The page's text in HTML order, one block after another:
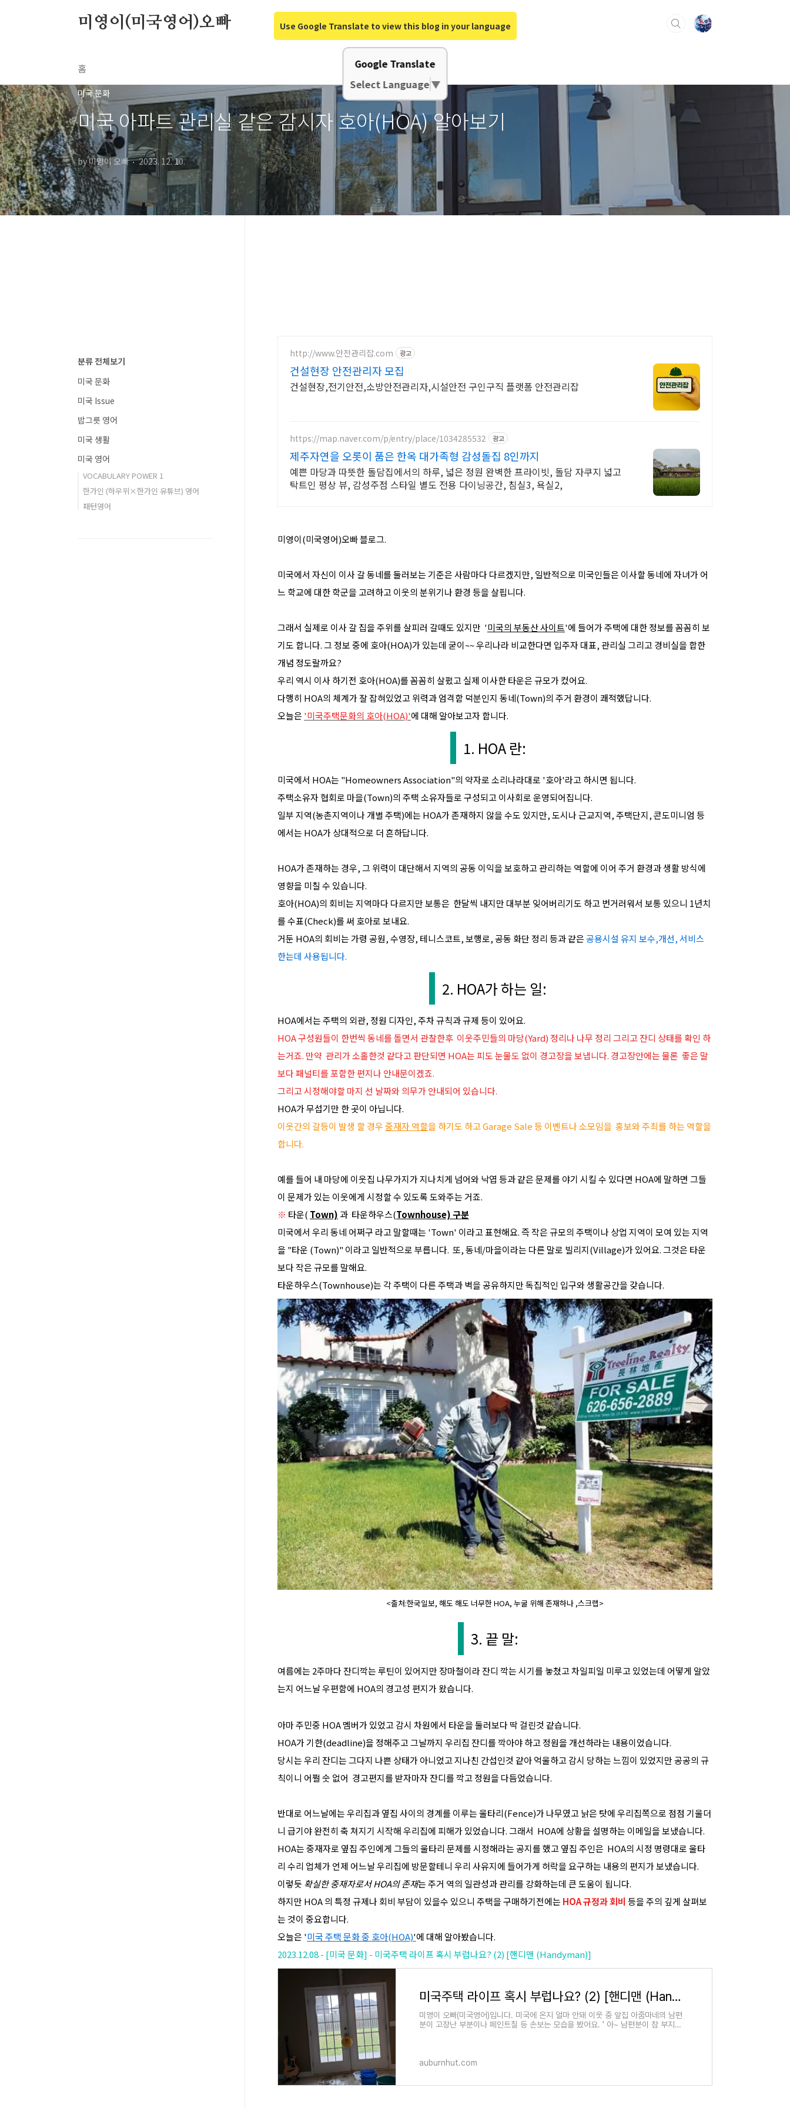
Use Google Translate to view this blog in your language
Google Translate
Select Language▼
미영이(미국영어)오빠
홈
미국 문화
미국 아파트 관리실 같은 감시자 호아(HOA) 알아보기
by 미영이 오빠 2023. 12. 10.
http://www.안전관리잡.com 광고
건설현장 안전관리자 모집
건설현장,전기안전,소방안전관리자,시설안전 구인구직 플랫폼 안전관리잡
https://map.naver.com/p/entry/place/1034285532 광고
제주자연을 오롯이 품은 한옥 대가족형 감성돌집 8인까지
예쁜 마당과 따뜻한 돌담집에서의 하루, 넓은 정원 완벽한 프라이빗, 돌담 자쿠지 넓고
탁트인 평상 뷰, 감성주점 스타일 별도 전용 다이닝공간, 침실3, 욕실2,
미영이(미국영어)오빠 블로그.
미국에서 자신이 이사 갈 동네를 둘러보는 기준은 사람마다 다르겠지만, 일반적으로 미국인들은 이사할 동네에 자녀가 어
느 학교에 대한 학군을 고려하고 이웃의 분위기나 환경 등을 살핍니다.
그래서 실제로 이사 갈 집을 주위를 살피러 갈때도 있지만 '미국의 부동산 사이트'에 들어가 주택에 대한 정보를 꼼꼼히 보
기도 합니다. 그 정보 중에 호아(HOA)가 있는데 굳이~~ 우리나라 비교한다면 입주자 대표, 관리실 그리고 경비실을 합한
개념 정도랄까요?
우리 역시 이사 하기전 호아(HOA)를 꼼꼼히 살폈고 실제 이사한 타운은 규모가 컸어요.
다행히 HOA의 체계가 잘 잡혀있었고 위력과 엄격함 덕분인지 동네(Town)의 주거 환경이 쾌적했답니다.
오늘은 '미국주택문화의 호아(HOA)'에 대해 알아보고자 합니다.
1. HOA 란:
미국에서 HOA는 "Homeowners Association"의 약자로 소리나라대로 '호아'라고 하시면 됩니다.
주택소유자 협회로 마을(Town)의 주택 소유자들로 구성되고 이사회로운영되어집니다.
일부 지역(농촌지역이나 개별 주택)에는 HOA가 존재하지 않을 수도 있지만, 도시나 근교지역, 주택단지, 콘도미니엄 등
에서는 HOA가 상대적으로 더 흔하답니다.
HOA가 존재하는 경우, 그 위력이 대단해서 지역의 공동 이익을 보호하고 관리하는 역할에 이어 주거 환경과 생활 방식에
영향을 미칠 수 있습니다.
호아(HOA)의 회비는 지역마다 다르지만 보통은 한달씩 내지만 대부분 잊어버리기도 하고 번거러워서 보통 있으니 1년치
를 수표(Check)를 써 호아로 보내요.
거둔 HOA의 회비는 가령 공원, 수영장, 테니스코트, 보행로, 공동 화단 정리 등과 같은공용시설 유지 보수,개선, 서비스
한는데 사용됩니다.
2. HOA가 하는 일:
HOA에서는 주택의 외관, 정원 디자인, 주차 규칙과 규제 등이 있어요.
HOA 구성원들이 한번씩 동네를 돌면서 관찰한후 이웃주민들의 마당(Yard) 정리나 나무 정리 그리고 잔디 상태를 확인 하
는거죠. 만약 관리가 소홀한것 같다고 판단되면 HOA는 피도 눈물도 없이 경고장을 보냅니다. 경고장안에는 물론 좋은 말
보다 패널티를 포함한 편지나 안내문이겠죠.
그리고 시정해야할 마지 선 날짜와 의무가 안내되어 있습니다.
HOA가 무섭기만 한 곳이 아닙니다.
이웃간의 갈등이 발생 할 경우중재자 역할을 하기도 하고 Garage Sale 등 이벤트나 소모임을 홍보와 주최를 하는 역할을
합니다.
예를 들어 내 마당에 이웃집 나무가지가 지나치게 넘어와 낙엽 등과 같은 문제를 야기 시킬 수 있다면 HOA에 말하면 그들
이 문제가 있는 이웃에게 시정할 수 있도록 도와주는 거죠.
※ 타운( Town) 과 타운하우스(Townhouse) 구분
미국에서 우리 동네 어쩌구 라고 말할때는 'Town' 이라고 표현해요. 즉 작은 규모의 주택이나 상업 지역이 모여 있는 지역
을 "타운 (Town)" 이라고 일반적으로 부릅니다. 또, 동네/마을이라는 다른 말로 빌리지(Village)가 있어요. 그것은 타운
보다 작은 규모를 말해요.
타운하우스(Townhouse)는 각 주택이 다른 주택과 벽을 공유하지만 독집적인 입구와 생활공간을 갖습니다.
<출처:한국일보, 해도 해도 너무한 HOA, 누굴 위해 존재하나 ,스크랩>
3. 끝 말:
여름에는 2주마다 잔디깍는 루틴이 있어지만 장마철이라 잔디 깍는 시기를 놓쳤고 차일피일 미루고 있었는데 어떻게 알았
는지 어느날 우편함에 HOA의 경고성 편지가 왔습니다.
아마 주민중 HOA 멤버가 있었고 감시 차원에서 타운을 둘러보다 딱 걸린것 같습니다.
HOA가 기한(deadline)을 정해주고 그날까지 우리집 잔디를 깍아야 하고 정원을 개선하라는 내용이었습니다.
당시는 우리 잔디는 그다지 나쁜 상태가 아니었고 지나친 간섭인것 같아 억울하고 감시 당하는 느낌이 있었지만 공공의 규
칙이니 어쩔 숫 없어 경고편지를 받자마자 잔디를 깍고 정원을 다듬었습니다.
반대로 어느날에는 우리집과 옆집 사이의 경계를 이루는 울타리(Fence)가 나무였고 낡은 탓에 우리집쪽으로 점점 기울더
니 급기야 완전히 축 쳐지기 시작해 우리집에 피해가 있었습니다. 그래서 HOA에 상황을 설명하는 이메일을 보냈습니다.
HOA는 중재자로 옆집 주인에게 그들의 울타리 문제를 시정해라는 공지를 했고 옆집 주인은 HOA의 시정 명령대로 울타
리 수리 업체가 언제 어느날 우리집에 방문할테니 우리 사유지에 들어가게 허락을 요구하는 내용의 편지가 보냈습니다.
이렇듯 확실한 중재자로서 HOA의 존재는 주거 역의 일관성과 관리를 강화하는데 큰 도움이 됩니다.
하지만 HOA 의 특정 규제나 회비 부담이 있을수 있으니 주택을 구매하기전에는 HOA 규정과 회비 등을 주의 깊게 살펴보
는 것이 중요합니다.
오늘은 '미국 주택 문화 중 호아(HOA)'에 대해 알아봤습니다.
2023.12.08 - [미국 문화] - 미국주택 라이프 혹시 부럽나요? (2) [핸디맨 (Handyman)]
미국주택 라이프 혹시 부럽나요? (2) [핸디맨 (Handyman)]
미영이 오빠(미국영어)입니다. 미국에 온지 얼마 안돼 이웃 중 앞집 아줌마네의 남편
분이 고장난 부분이나 페인트칠 등 손보는 모습을 봤어요. ' 아~ 남편분이 참 부지런
auburnhut.com
분류 전체보기
미국 문화
미국 Issue
밥그릇 영어
미국 생활
미국 영어
VOCABULARY POWER 1
한가인 (하우위×한가인 유튜브) 영어
패턴영어